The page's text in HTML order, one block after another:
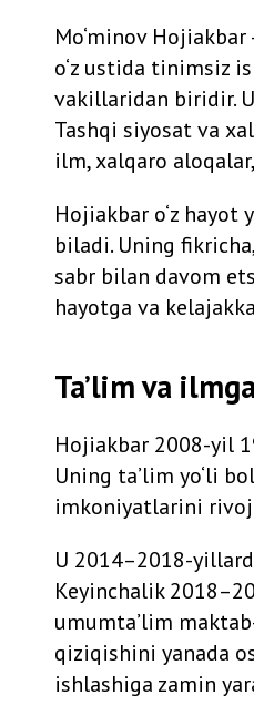
Mo‘minov
o‘z ustida tinimsiz
vakillaridan biridir.
Tashqi siyosat va
ilm, xalqaro
Hojiakbar o‘z
biladi. Uning
sabr bilan davom
hayotga va
Ta’lim va
Hojiakbar 2008-yil
Uning ta’lim yo‘li
imkoniyatlarini
U 2014–2018-
Keyinchalik
umumta’lim
qiziqishini yanada
ishlashiga zamin